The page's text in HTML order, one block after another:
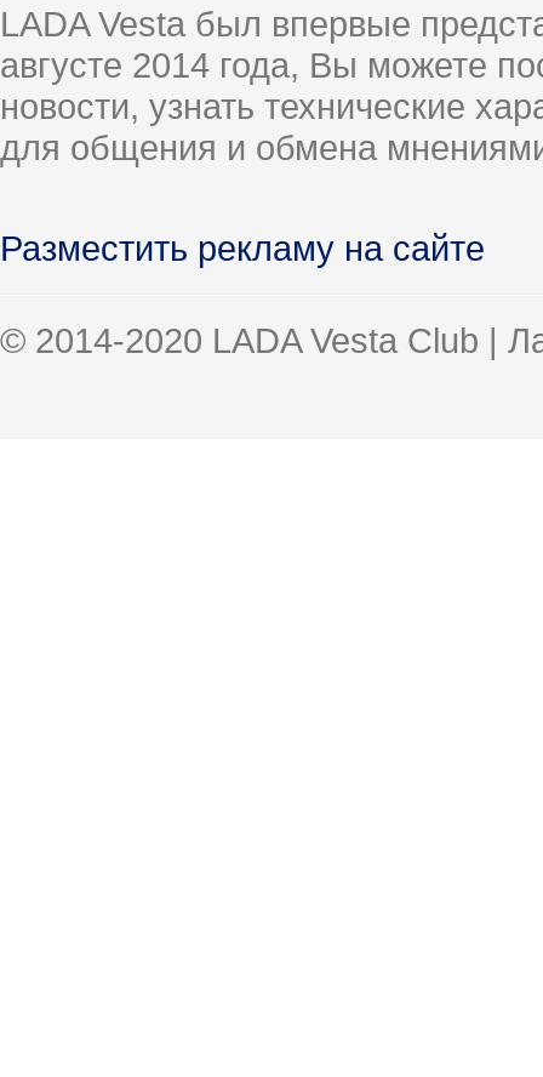
LADA Vesta был впервые
августе 2014 года, Вы можете
новости, узнать технические
для общения и обмена
Разместить рекламу на сайте
© 2014-2020 LADA Vesta Club |